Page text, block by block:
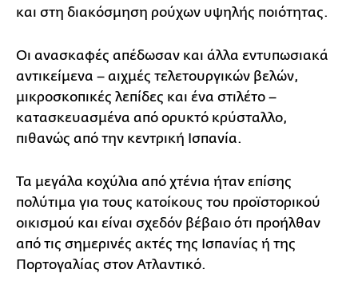
και στη διακόσμηση ρούχων υψηλής ποιότητας.
Οι ανασκαφές απέδωσαν και άλλα εντυπωσιακά
αντικείμενα – αιχμές τελετουργικών βελών,
μικροσκοπικές λεπίδες και ένα στιλέτο –
κατασκευασμένα από ορυκτό κρύσταλλο,
πιθανώς από την κεντρική Ισπανία.
Τα μεγάλα κοχύλια από χτένια ήταν επίσης
πολύτιμα για τους κατοίκους του προϊστορικού
οικισμού και είναι σχεδόν βέβαιο ότι προήλθαν
από τις σημερινές ακτές της Ισπανίας ή της
Πορτογαλίας στον Ατλαντικό.